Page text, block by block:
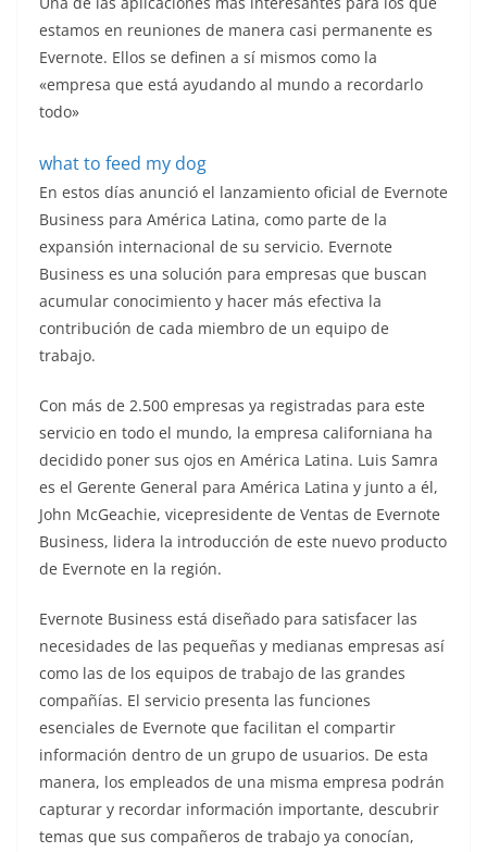
estamos en reuniones de manera casi permanente es
Evernote. Ellos se definen a sí mismos como la
«empresa que está ayudando al mundo a recordarlo
todo»
what to feed my dog
En estos días anunció el lanzamiento oficial de Evernote
Business para América Latina, como parte de la
expansión internacional de su servicio. Evernote
Business es una solución para empresas que buscan
acumular conocimiento y hacer más efectiva la
contribución de cada miembro de un equipo de
trabajo.
Con más de 2.500 empresas ya registradas para este
servicio en todo el mundo, la empresa californiana ha
decidido poner sus ojos en América Latina. Luis Samra
es el Gerente General para América Latina y junto a él,
John McGeachie, vicepresidente de Ventas de Evernote
Business, lidera la introducción de este nuevo producto
de Evernote en la región.
Evernote Business está diseñado para satisfacer las
necesidades de las pequeñas y medianas empresas así
como las de los equipos de trabajo de las grandes
compañías. El servicio presenta las funciones
esenciales de Evernote que facilitan el compartir
información dentro de un grupo de usuarios. De esta
manera, los empleados de una misma empresa podrán
capturar y recordar información importante, descubrir
temas que sus compañeros de trabajo ya conocían,